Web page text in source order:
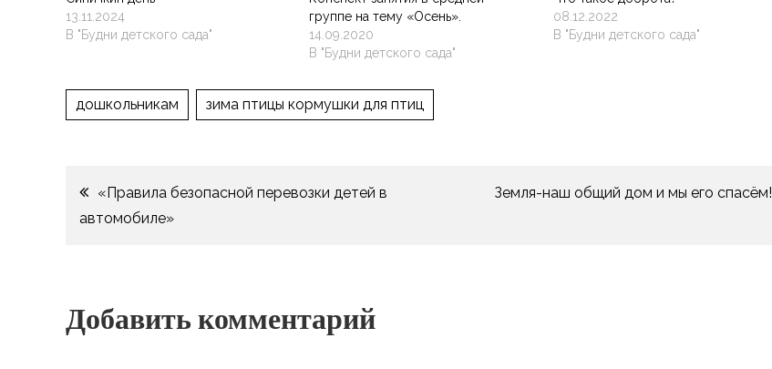
13.11.2024
В "Будни детского сада"
группе на тему «Осень».
14.09.2020
В "Будни детского сада"
08.12.2022
В "Будни детского сада"
дошкольникам зима птицы кормушки для птиц
Навигация
записям
«Правила безопасной перевозки детей в
автомобиле»
Земля-наш общий дом и мы его спасём!
Добавить комментарий